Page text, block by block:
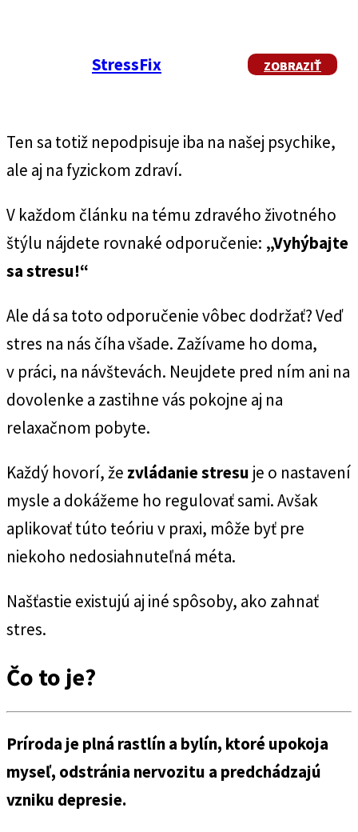
StressFix ZOBRAZIŤ
Ten sa totiž nepodpisuje iba na našej psychike,
ale aj na fyzickom zdraví.
V každom článku na tému zdravého životného
štýlu nájdete rovnaké odporučenie: „Vyhýbajte
sa stresu!“
Ale dá sa toto odporučenie vôbec dodržať? Veď
stres na nás číha všade. Zažívame ho doma,
v práci, na návštevách. Neujdete pred ním ani na
dovolenke a zastihne vás pokojne aj na
relaxačnom pobyte.
Každý hovorí, že zvládanie stresu je o nastavení
mysle a dokážeme ho regulovať sami. Avšak
aplikovať túto teóriu v praxi, môže byť pre
niekoho nedosiahnuteľná méta.
Našťastie existujú aj iné spôsoby, ako zahnať
stres.
Čo to je?
Príroda je plná rastlín a bylín, ktoré upokoja
myseľ, odstránia nervozitu a predchádzajú
vzniku depresie.